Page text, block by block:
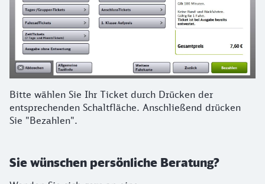
Bitte wählen Sie Ihr Ticket durch Drücken der
entsprechenden Schaltfläche. Anschließend drücken
Sie "Bezahlen".
Sie wünschen persönliche Beratung?